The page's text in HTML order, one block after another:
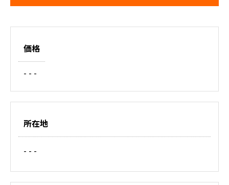
価格
- - -
所在地
- - -